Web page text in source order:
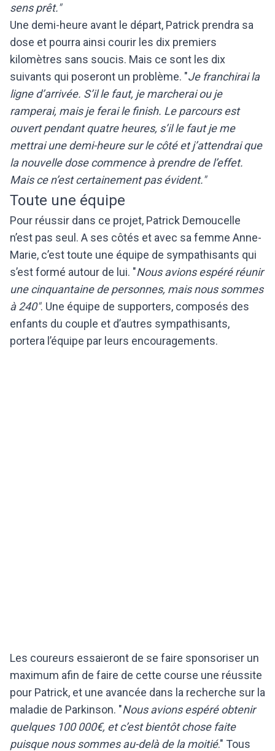
sens prêt."
Une demi-heure avant le départ, Patrick prendra sa
dose et pourra ainsi courir les dix premiers
kilomètres sans soucis. Mais ce sont les dix
suivants qui poseront un problème. "Je franchirai la
ligne d’arrivée. S’il le faut, je marcherai ou je
ramperai, mais je ferai le finish. Le parcours est
ouvert pendant quatre heures, s’il le faut je me
mettrai une demi-heure sur le côté et j’attendrai que
la nouvelle dose commence à prendre de l’effet.
Mais ce n’est certainement pas évident."
Toute une équipe
Pour réussir dans ce projet, Patrick Demoucelle
n’est pas seul. A ses côtés et avec sa femme Anne-
Marie, c’est toute une équipe de sympathisants qui
s’est formé autour de lui. "Nous avions espéré réunir
une cinquantaine de personnes, mais nous sommes
à 240". Une équipe de supporters, composés des
enfants du couple et d’autres sympathisants,
portera l’équipe par leurs encouragements.
Les coureurs essaieront de se faire sponsoriser un
maximum afin de faire de cette course une réussite
pour Patrick, et une avancée dans la recherche sur la
maladie de Parkinson. "Nous avions espéré obtenir
quelques 100 000€, et c’est bientôt chose faite
puisque nous sommes au-delà de la moitié." Tous